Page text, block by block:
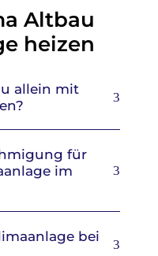
Altbau
heizen
allein mit
für
im
bei